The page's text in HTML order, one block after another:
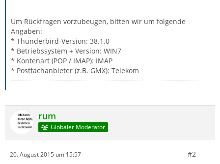
Um Rückfragen vorzubeugen, bitten wir um folgende
Angaben:
* Thunderbird-Version: 38.1.0
* Betriebssystem + Version: WIN7
* Kontenart (POP / IMAP): IMAP
* Postfachanbieter (z.B. GMX): Telekom
rum
Globaler Moderator
20. August 2015 um 15:57 #2